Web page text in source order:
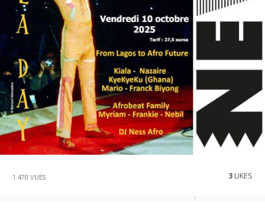
1 470 VUES 3LIKES